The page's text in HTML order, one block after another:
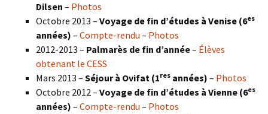
Dilsen – Photos
Octobre 2013 – Voyage de fin d’études à Venise (6es
années) – Compte-rendu – Photos
2012-2013 – Palmarès de fin d’année– Élèves
obtenant le CESS
Mars 2013 – Séjour à Ovifat (1res années) – Photos
Octobre 2012 – Voyage de fin d’études à Vienne (6es
années) – Compte-rendu – Photos